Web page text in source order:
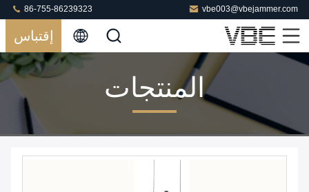
vbe003@vbejammer.com
86-755-86239323
إقتباس
المنتجات